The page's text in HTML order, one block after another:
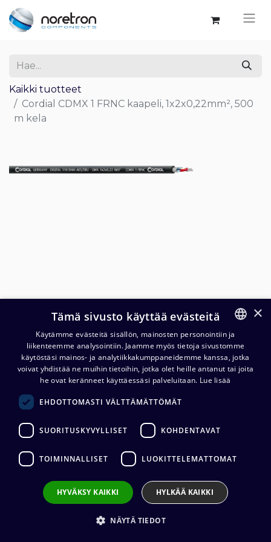
Kaikki tuotteet
Cordial CDMX 1 FRNC kaapeli, 1x2x0,22mm², 500
m kela
Cordial CDMX 1 FRNC kaapeli,
1x2x0,22mm², 500 m kela
1 288,00 €
Kaapelin valmistaja:Cordial
Ulkovaipan materiaali:FRNC
Kaapelin halkaisija:4,6 mm
110 ohm
FINNISH
ENGLISH
×
Tämä sivusto käyttää evästeitä
Käytämme evästeitä sisällön, mainosten personointiin ja
liikenteemme analysointiin. Jaamme myös tietoja sivustomme
käytöstäsi mainos- ja analytiikkakumppaneidemme kanssa, jotka
voivat yhdistää ne muihin tietoihin, jotka olet heille antanut tai joita
he ovat keränneet käyttäessäsi palveluitaan. Lue lisää
EHDOTTOMASTI VÄLTTÄMÄTTÖMÄT
SUORITUSKYVYLLISET KOHDENTAVAT
TOIMINNALLISET LUOKITTELEMATTOMAT
HYVÄKSY KAIKKI HYLKÄÄ KAIKKI
NÄYTÄ TIEDOT